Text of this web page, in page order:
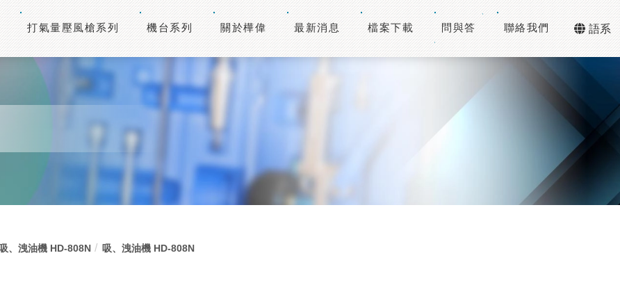
打氣量壓風槍系列 機台系列 關於樺偉 最新消息 檔案下載 問與答 聯絡我們 語系
吸、洩油機 HD-808N 吸、洩油機 HD-808N